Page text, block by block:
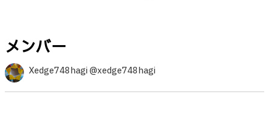
メンバー
Xedge748hagi @xedge748hagi